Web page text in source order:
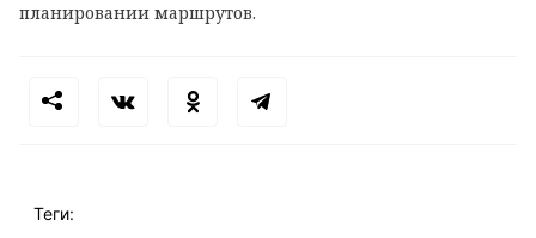
планировании маршрутов.
Теги: